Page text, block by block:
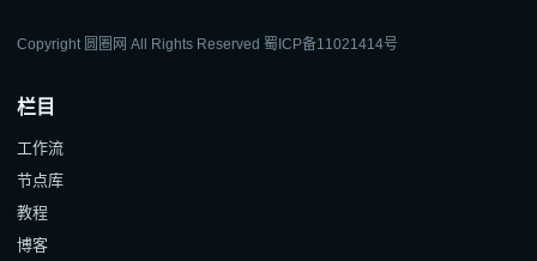
Copyright 圆圈网 All Rights Reserved 蜀ICP备11021414号
栏目
工作流
节点库
教程
博客